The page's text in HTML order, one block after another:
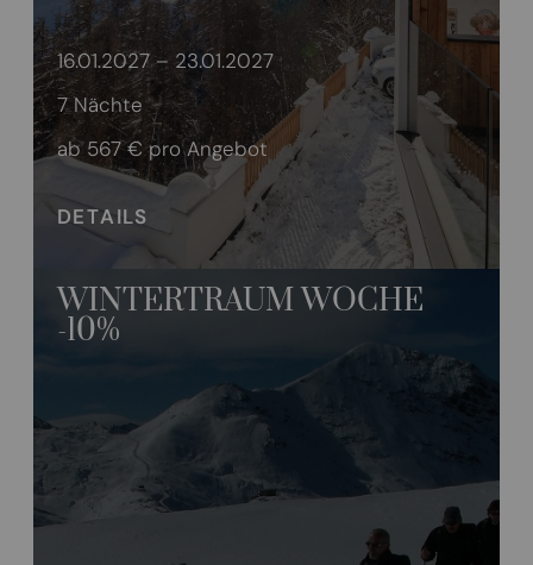
16.01.2027 – 23.01.2027
7 Nächte
ab 567 €pro Angebot
DETAILS
WINTERTRAUM WOCHE
-10%